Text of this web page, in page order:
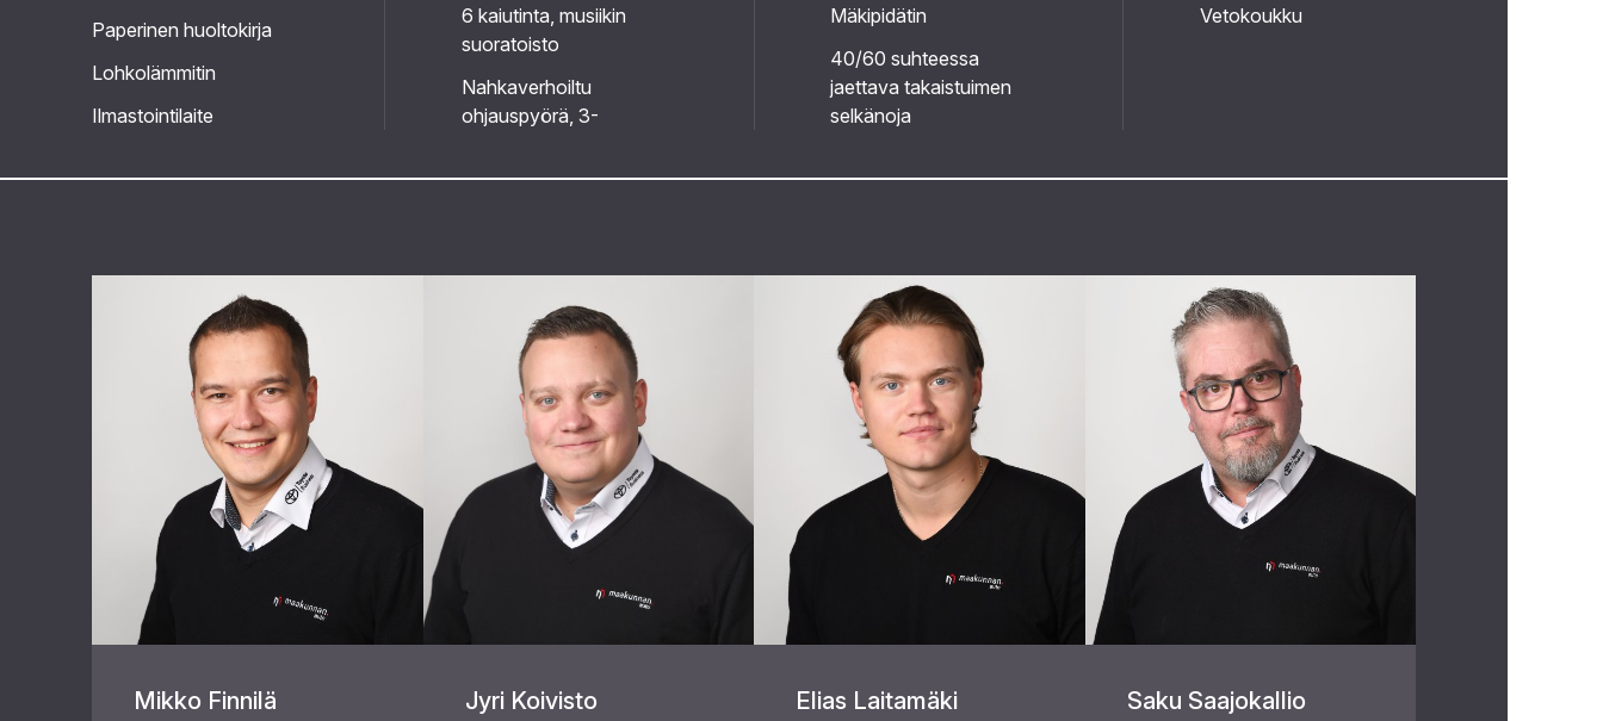
Paperinen huoltokirja
Lohkolämmitin
Ilmastointilaite
6 kaiutinta, musiikin
suoratoisto
Nahkaverhoiltu
ohjauspyörä, 3-
Mäkipidätin
40/60 suhteessa
jaettava takaistuimen
selkänoja
Vetokoukku
Mikko Finnilä Jyri Koivisto Elias Laitamäki Saku Saajokallio